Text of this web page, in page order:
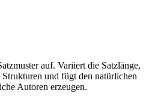
auf. Variiert die Satzlänge,
und fügt den natürlichen
Autoren erzeugen.